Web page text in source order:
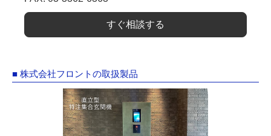
すぐ相談する
■ 株式会社フロントの取扱製品